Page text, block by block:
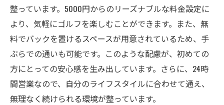
整っています。5000円からのリーズナブルな料金設定に
より、気軽にゴルフを楽しむことができます。また、無
料でバックを置けるスペースが用意されているため、手
ぶらでの通いも可能です。このような配慮が、初めての
方にとっての安心感を生み出しています。さらに、24時
間営業なので、自分のライフスタイルに合わせて通え、
無理なく続けられる環境が整っています。